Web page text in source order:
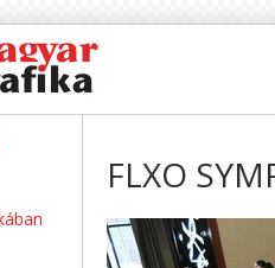
FLXO